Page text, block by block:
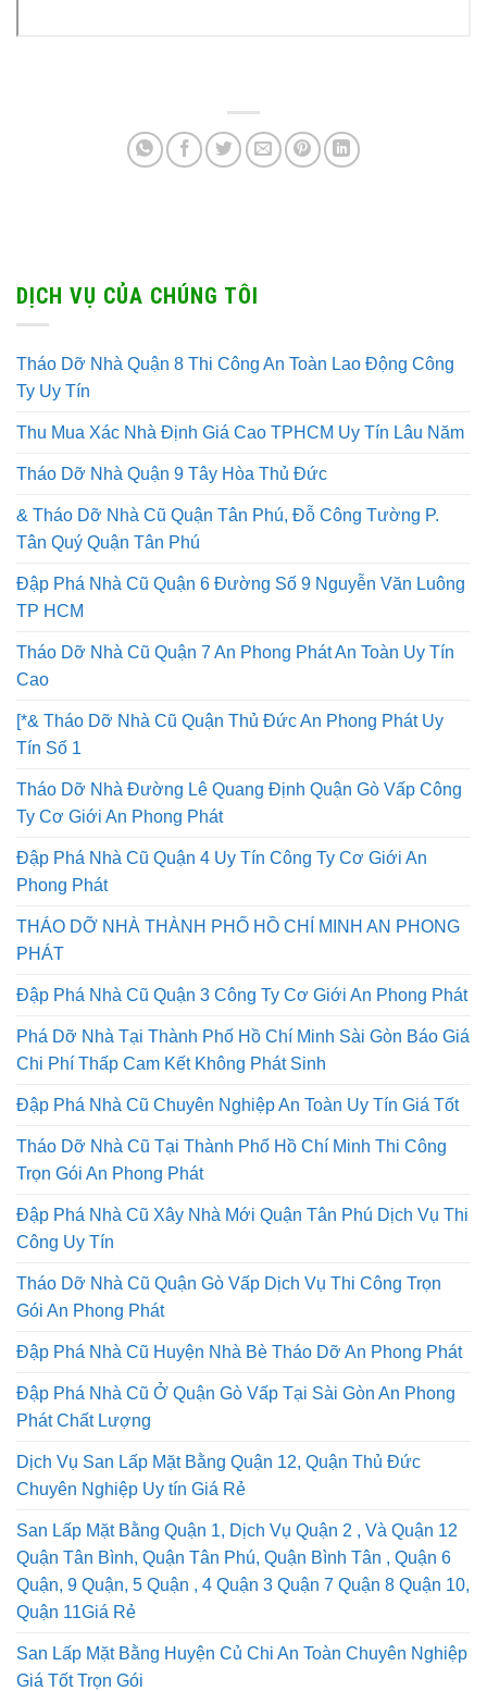
DỊCH VỤ CỦA CHÚNG TÔI
Tháo Dỡ Nhà Quận 8 Thi Công An Toàn Lao Động Công
Ty Uy Tín
Thu Mua Xác Nhà Định Giá Cao TPHCM Uy Tín Lâu Năm
Tháo Dỡ Nhà Quận 9 Tây Hòa Thủ Đức
& Tháo Dỡ Nhà Cũ Quận Tân Phú, Đỗ Công Tường P.
Tân Quý Quận Tân Phú
Đập Phá Nhà Cũ Quận 6 Đường Số 9 Nguyễn Văn Luông
TP HCM
Tháo Dỡ Nhà Cũ Quận 7 An Phong Phát An Toàn Uy Tín
Cao
[*& Tháo Dỡ Nhà Cũ Quận Thủ Đức An Phong Phát Uy
Tín Số 1
Tháo Dỡ Nhà Đường Lê Quang Định Quận Gò Vấp Công
Ty Cơ Giới An Phong Phát
Đập Phá Nhà Cũ Quận 4 Uy Tín Công Ty Cơ Giới An
Phong Phát
THÁO DỠ NHÀ THÀNH PHỐ HỒ CHÍ MINH AN PHONG
PHÁT
Đập Phá Nhà Cũ Quận 3 Công Ty Cơ Giới An Phong Phát
Phá Dỡ Nhà Tại Thành Phố Hồ Chí Minh Sài Gòn Báo Giá
Chi Phí Thấp Cam Kết Không Phát Sinh
Đập Phá Nhà Cũ Chuyên Nghiệp An Toàn Uy Tín Giá Tốt
Tháo Dỡ Nhà Cũ Tại Thành Phố Hồ Chí Minh Thi Công
Trọn Gói An Phong Phát
Đập Phá Nhà Cũ Xây Nhà Mới Quận Tân Phú Dịch Vụ Thi
Công Uy Tín
Tháo Dỡ Nhà Cũ Quận Gò Vấp Dịch Vụ Thi Công Trọn
Gói An Phong Phát
Đập Phá Nhà Cũ Huyện Nhà Bè Tháo Dỡ An Phong Phát
Đập Phá Nhà Cũ Ở Quận Gò Vấp Tại Sài Gòn An Phong
Phát Chất Lượng
Dịch Vụ San Lấp Mặt Bằng Quận 12, Quận Thủ Đức
Chuyên Nghiệp Uy tín Giá Rẻ
San Lấp Mặt Bằng Quận 1, Dịch Vụ Quận 2 , Và Quận 12
Quận Tân Bình, Quận Tân Phú, Quận Bình Tân , Quận 6
Quận, 9 Quận, 5 Quận , 4 Quận 3 Quận 7 Quận 8 Quận 10,
Quận 11Giá Rẻ
San Lấp Mặt Bằng Huyện Củ Chi An Toàn Chuyên Nghiệp
Giá Tốt Trọn Gói